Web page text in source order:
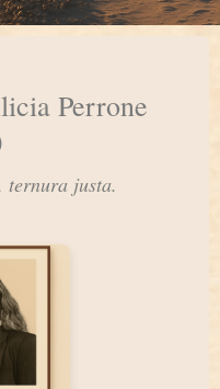
Perrone
ternura justa.